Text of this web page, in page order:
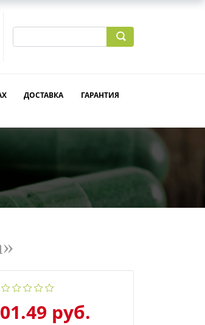
ДОСТАВКА
ГАРАНТИЯ
руб.